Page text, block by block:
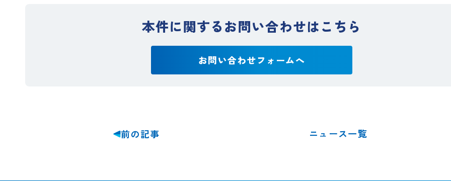
本件に関するお問い合わせはこちら
お問い合わせフォームへ
前の記事 ニュース一覧